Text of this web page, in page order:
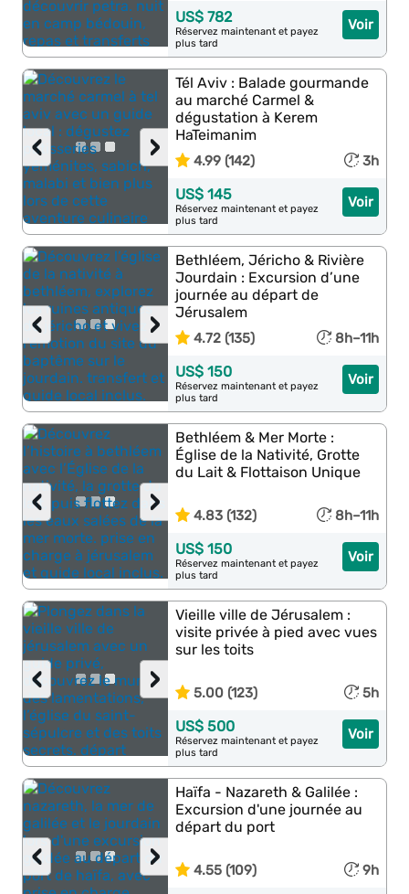
Voir
US$ 782
Réservez maintenant et payez
plus tard
›
‹
Tél Aviv : Balade gourmande
au marché Carmel &
dégustation à Kerem
HaTeimanim
4.99 (142) 3h
Voir
US$ 145
Réservez maintenant et payez
plus tard
›
‹
Bethléem, Jéricho & Rivière
Jourdain : Excursion d’une
journée au départ de
Jérusalem
4.72 (135) 8h–11h
Voir
US$ 150
Réservez maintenant et payez
plus tard
›
‹
Bethléem & Mer Morte :
Église de la Nativité, Grotte
du Lait & Flottaison Unique
4.83 (132) 8h–11h
Voir
US$ 150
Réservez maintenant et payez
plus tard
›
‹
Vieille ville de Jérusalem :
visite privée à pied avec vues
sur les toits
5.00 (123) 5h
Voir
US$ 500
Réservez maintenant et payez
plus tard
›
‹
Haïfa - Nazareth & Galilée :
Excursion d'une journée au
départ du port
4.55 (109) 9h